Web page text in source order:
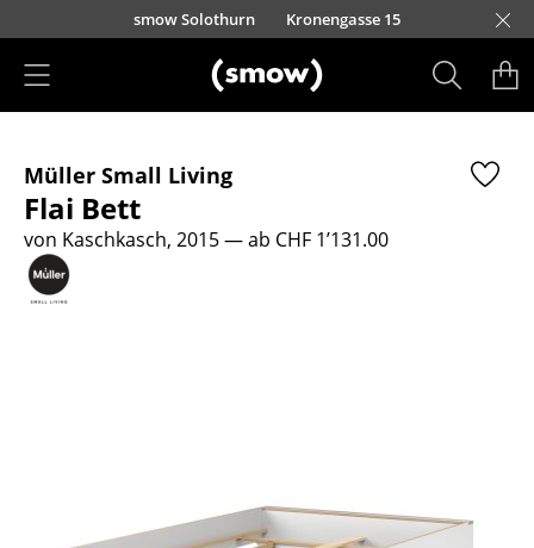
Direkt zum Inhaltsmow Solothurn Kronengasse 15
Sitzmöbel
Esszimmerstühle
Sofas
Müller Small Living
Flai Bett
von Kaschkasch, 2015— ab CHF 1’131.00